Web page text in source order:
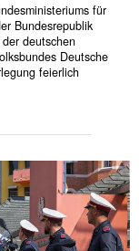
für
Bundesrepublik
deutschen
Deutsche
feierlich